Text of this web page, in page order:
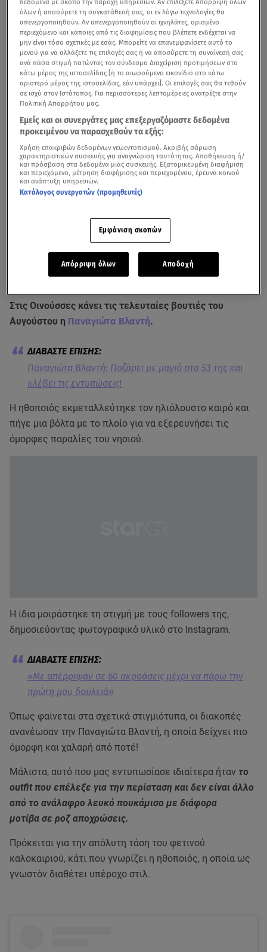
Δείτε όσα δήλωσε πρόσφατα η Παναγιώτα Βλαντή καλεσμένη στην
εκπομπή Κυψέλη
Στις Οινούσσες κάνει τις τελευταίες βουτιές του
Αυγούστου η Παναγιώτα Βλαντή.
Παναγιώτα Βλαντή: Ποζάρει με μαγιό στα 53 της και
κλέβει τις εντυπώσεις!
Η ηθοποιός εκμεταλλεύτηκε τον ηλιόλουστο καιρό και
πήγε μια βόλτα με το πλοίο για να εξερευνήσει τις
όμορφες παραλίες του νησιού.
Η ίδια μοιράστηκε τη στιγμή με τους followers της,
δημοσιεύοντας φωτογραφικό υλικό στο Instagram.
«Με απέρριψαν σε 60 ακροάσεις μέχρι να πάρω την
πρώτη μου δουλειά»
Όπως φαίνεται στα σχετικά στιγμιότυπα, οι διακοπές
ανανέωσαν την Παναγιώτα Βλαντή, η οποία δείχνει πιο
όμορφη και χαλαρή από ποτέ!
Μάλιστα, αυτό που μας εντυπωσίασε ιδιαίτερα ήταν το
outfit που επέλεξε για την περίσταση και δεν είναι άλλο
από το ανάλαφρο λευκό πουκάμισο με διάφορα
μοτίβα σε ροζ αποχρώσεις.
Πρόκειται για την απόλυτη τάση του φετινού
καλοκαιριού, κάτι που γνωρίζει η ηθοποιός, η οποία ως
γνωστόν διαθέτει υπέροχο στιλ.
όλων ή αποσύρετε τη συγκατάθεσή σας, οι εν λόγω τεχνολογίες θα
απενεργοποιηθούν. Αν απενεργοποιηθούν οι ιχνηλάτες, ορισμένο
περιεχόμενο και κάποιες από τις διαφημίσεις που βλέπετε ενδέχεται να
μην είναι τόσο σχετικές με εσάς. Μπορείτε να επανεμφανίσετε αυτό το
μενού για να αλλάξετε τις επιλογές σας ή να αποσύρετε τη συναίνεσή σας
ανά πάσα στιγμή πατώντας τον σύνδεσμο Διαχείριση προτιμήσεων στο
κάτω μέρος της ιστοσελίδας [ή το αιωρούμενο εικονίδιο στο κάτω
αριστερό μέρος της ιστοσελίδας, εάν υπάρχει]. Οι επιλογές σας θα τεθούν
σε ισχύ στον Ιστότοπος. Για περισσότερες λεπτομέρειες ανατρέξτε στην
Πολιτική Απορρήτου μας.
Εμείς και οι συνεργάτες μας επεξεργαζόμαστε δεδομένα
προκειμένου να παρασχεθούν τα εξής:
Χρήση επακριβών δεδομένων γεωεντοπισμού. Ακριβής σάρωση
χαρακτηριστικών συσκευής για αναγνώριση ταυτότητας. Αποθήκευση ή/
και πρόσβαση στα δεδομένα μιας συσκευής. Εξατομικευμένη διαφήμιση
και περιεχόμενο, μέτρηση διαφήμισης και περιεχομένου, έρευνα κοινού
και ανάπτυξη υπηρεσιών.
Κατάλογος συνεργατών (προμηθευτές)
Εμφάνιση σκοπών
Απόρριψη όλων Αποδοχή